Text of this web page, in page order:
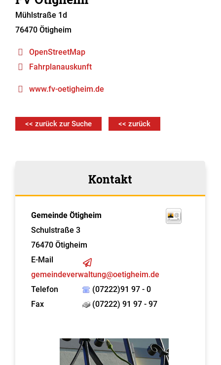
Mühlstraße 1d
76470 Ötigheim
OpenStreetMap
Fahrplanauskunft
www.fv-oetigheim.de
<< zurück zur Suche << zurück
Kontakt
Gemeinde Ötigheim
Schulstraße 3
76470 Ötigheim
E-Mail
gemeindeverwaltung@oetigheim.de
Telefon
(07222)91 97 - 0
Fax
(07222) 91 97 - 97